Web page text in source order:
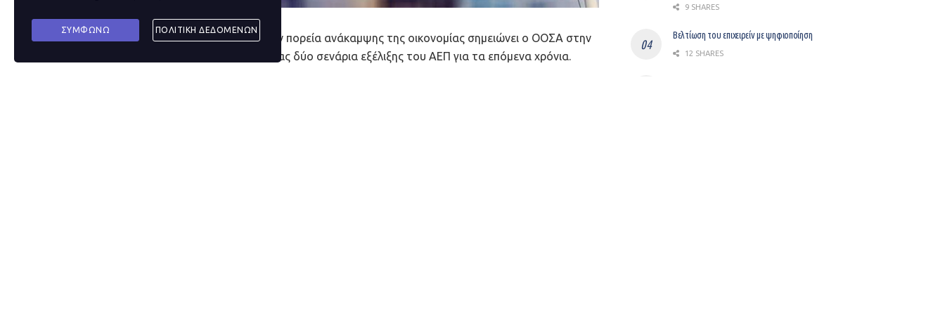
Η πανδημία του κορωνοϊού ανέκοψε την πορεία ανάκαμψης της οικονομίας σημειώνει ο ΟΟΣΑ στην
έκθεσή του για την Ελλάδα προβλέποντας δύο σενάρια εξέλιξης του ΑΕΠ για τα επόμενα χρόνια.
9 SHARES
Βελτίωση του επιχειρείν με ψηφιοποίηση
12 SHARES
ΣΥΜΦΩΝΩ ΠΟΛΙΤΙΚΗ ΔΕΔΟΜΕΝΩΝ